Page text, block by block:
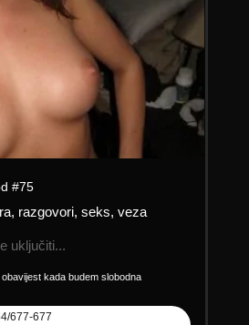
#75
razgovori, seks, veza
uključiti...
kada budem slobodna
677-677